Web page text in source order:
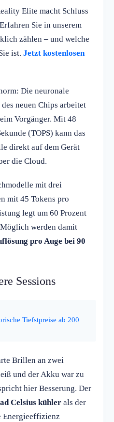
Elite macht Schluss
Sie in unserem
zählen – und welche
ist. Jetzt kostenlosen
Die neuronale
neuen Chips arbeitet
Vorgänger. Mit 48
(TOPS) kann das
direkt auf dem Gerät
die Cloud.
mit drei
mit 45 Tokens pro
legt um 60 Prozent
werden damit
pro Auge bei 90
Sessions
Tiefstpreise ab 200
Brillen an zwei
und der Akku war zu
hier Besserung. Der
Celsius kühler als der
Energieeffizienz